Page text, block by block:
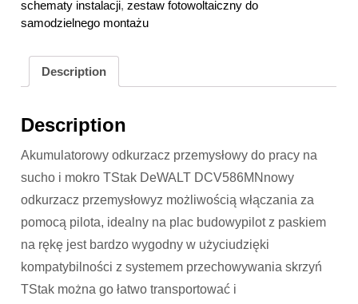
schematy instalacji,zestaw fotowoltaiczny do
samodzielnego montażu
Description
Description
Akumulatorowy odkurzacz przemysłowy do pracy na
sucho i mokro TStak DeWALT DCV586MNnowy
odkurzacz przemysłowyz możliwością włączania za
pomocą pilota, idealny na plac budowypilot z paskiem
na rękę jest bardzo wygodny w użyciudzięki
kompatybilności z systemem przechowywania skrzyń
TStak można go łatwo transportować i